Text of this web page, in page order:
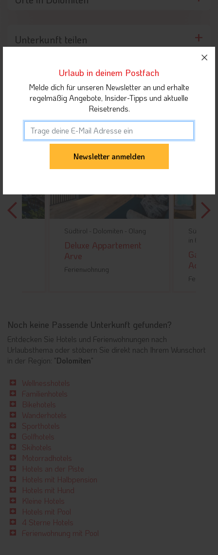
Unterkunft teilen
Gäste dieser Unterkunft haben sich auch für
folgende Unterkünfte interessiert
Südtirol - Dolomiten - Olang
Deluxe Appartement
Arve
Ferienwohnung
Südtirol -
in
Garni
Noch keine Passende Unterkunft gefunden?
Entdecken Sie Hotels und Ferienwohnungen nach
Urlaubsthema oder stöbern Sie direkt nach Ihrem Wunschort
in der Region: "Dolomiten"
Wellnesshotels
Familienhotels
Bikehotels
Wanderhotels
Sporthotels
Golfhotels
Skihotels
Motorradhotels
Hotels an der Piste
Hotels mit Halbpension
Hotels mit Hund
Kleine Hotels
Hotels mit Pool
4 Sterne Hotels
Ferienwohnung mit Pool
Urlaub in deinem Postfach
Melde dich für unseren Newsletter an und erhalte
regelmäßig Angebote, Insider-Tipps und aktuelle
Reisetrends.